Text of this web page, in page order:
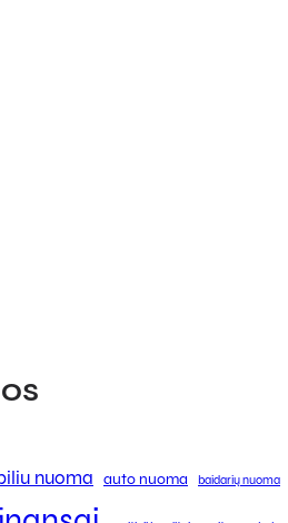
nuoma auto nuoma baidarių nuoma